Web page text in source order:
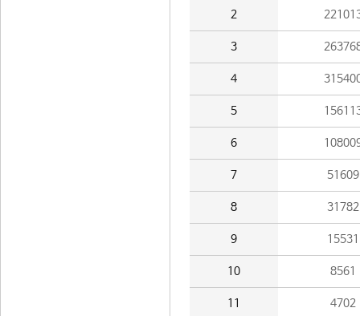
2
3
4
5
6
7 51609
8 31782
9 15531
10 8561
11 4702